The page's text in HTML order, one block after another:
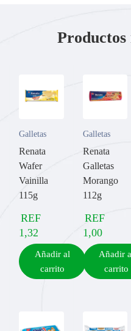
Productos
Galletas
Renata
Wafer
Vainilla
115g
REF
1,32
Añadir al
carrito
Galletas
Renata
Galletas
Morango
112g
REF
1,00
Añadir
carrito